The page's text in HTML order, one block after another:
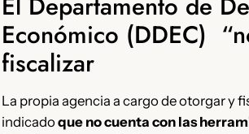
Económico (DDEC)
fiscalizar
La propia agencia a cargo de otorgar y
indicado que no cuenta con las